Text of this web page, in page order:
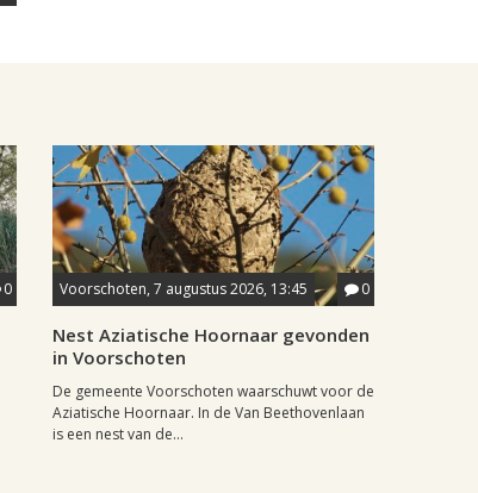
0 Voorschoten, 7 augustus 2026, 13:45 0
Nest Aziatische Hoornaar gevonden
in Voorschoten
De gemeente Voorschoten waarschuwt voor de
Aziatische Hoornaar. In de Van Beethovenlaan
is een nest van de...